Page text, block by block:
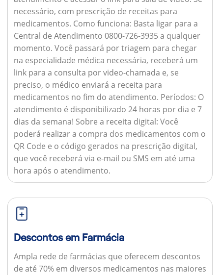
necessário, com prescrição de receitas para
medicamentos. Como funciona: Basta ligar para a
Central de Atendimento 0800-726-3935 a qualquer
momento. Você passará por triagem para chegar
na especialidade médica necessária, receberá um
link para a consulta por video-chamada e, se
preciso, o médico enviará a receita para
medicamentos no fim do atendimento. Períodos: O
atendimento é disponibilizado 24 horas por dia e 7
dias da semana! Sobre a receita digital: Você
poderá realizar a compra dos medicamentos com o
QR Code e o código gerados na prescrição digital,
que você receberá via e-mail ou SMS em até uma
hora após o atendimento.
Descontos em Farmácia
Ampla rede de farmácias que oferecem descontos
de até 70% em diversos medicamentos nas maiores